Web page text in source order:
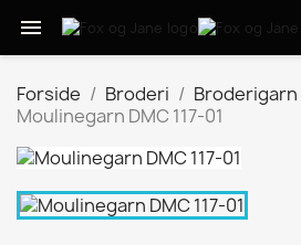

Forside Broderi Broderigarn
Moulinegarn DMC 117-01